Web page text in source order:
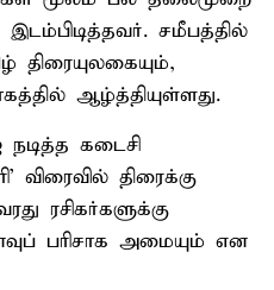
சமீபத்தில்
ஆழ்த்தியுள்ளது.
கடைசி
விரைவில் திரைக்கு
ரசிகர்களுக்கு
பரிசாக அமையும் என